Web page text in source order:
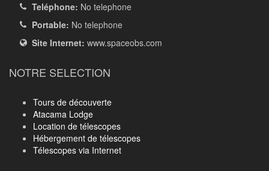
Teléphone: No telephone
Portable: No telephone
Site Internet: www.spaceobs.com
NOTRE SELECTION
Tours de découverte
Atacama Lodge
Location de télescopes
Hébergement de télescopes
Télescopes via Internet